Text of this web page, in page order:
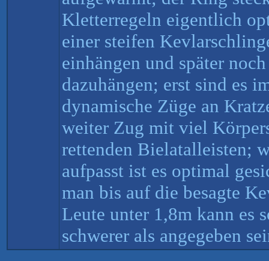
Kletterregeln eigentlich
einer steifen
einhängen und später
dazuhängen; erst sind es
dynamische Züge an
weiter Zug mit viel
rettenden Bielatalleisten;
aufpasst ist es optimal
man bis auf die besagte
Leute unter 1,8m kann es
schwerer als angegeben